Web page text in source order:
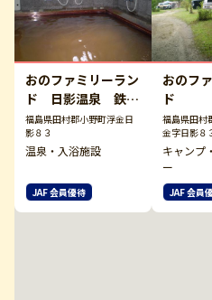
おのファミリーラン
ド 日影温泉 鉄人
の湯
福島県田村郡小野町浮金日
影８３
温泉・入浴施設
JAF 会員優待
おのフ
ド
福島県田村
金字日影８
キャンプ
ー
JAF 会員